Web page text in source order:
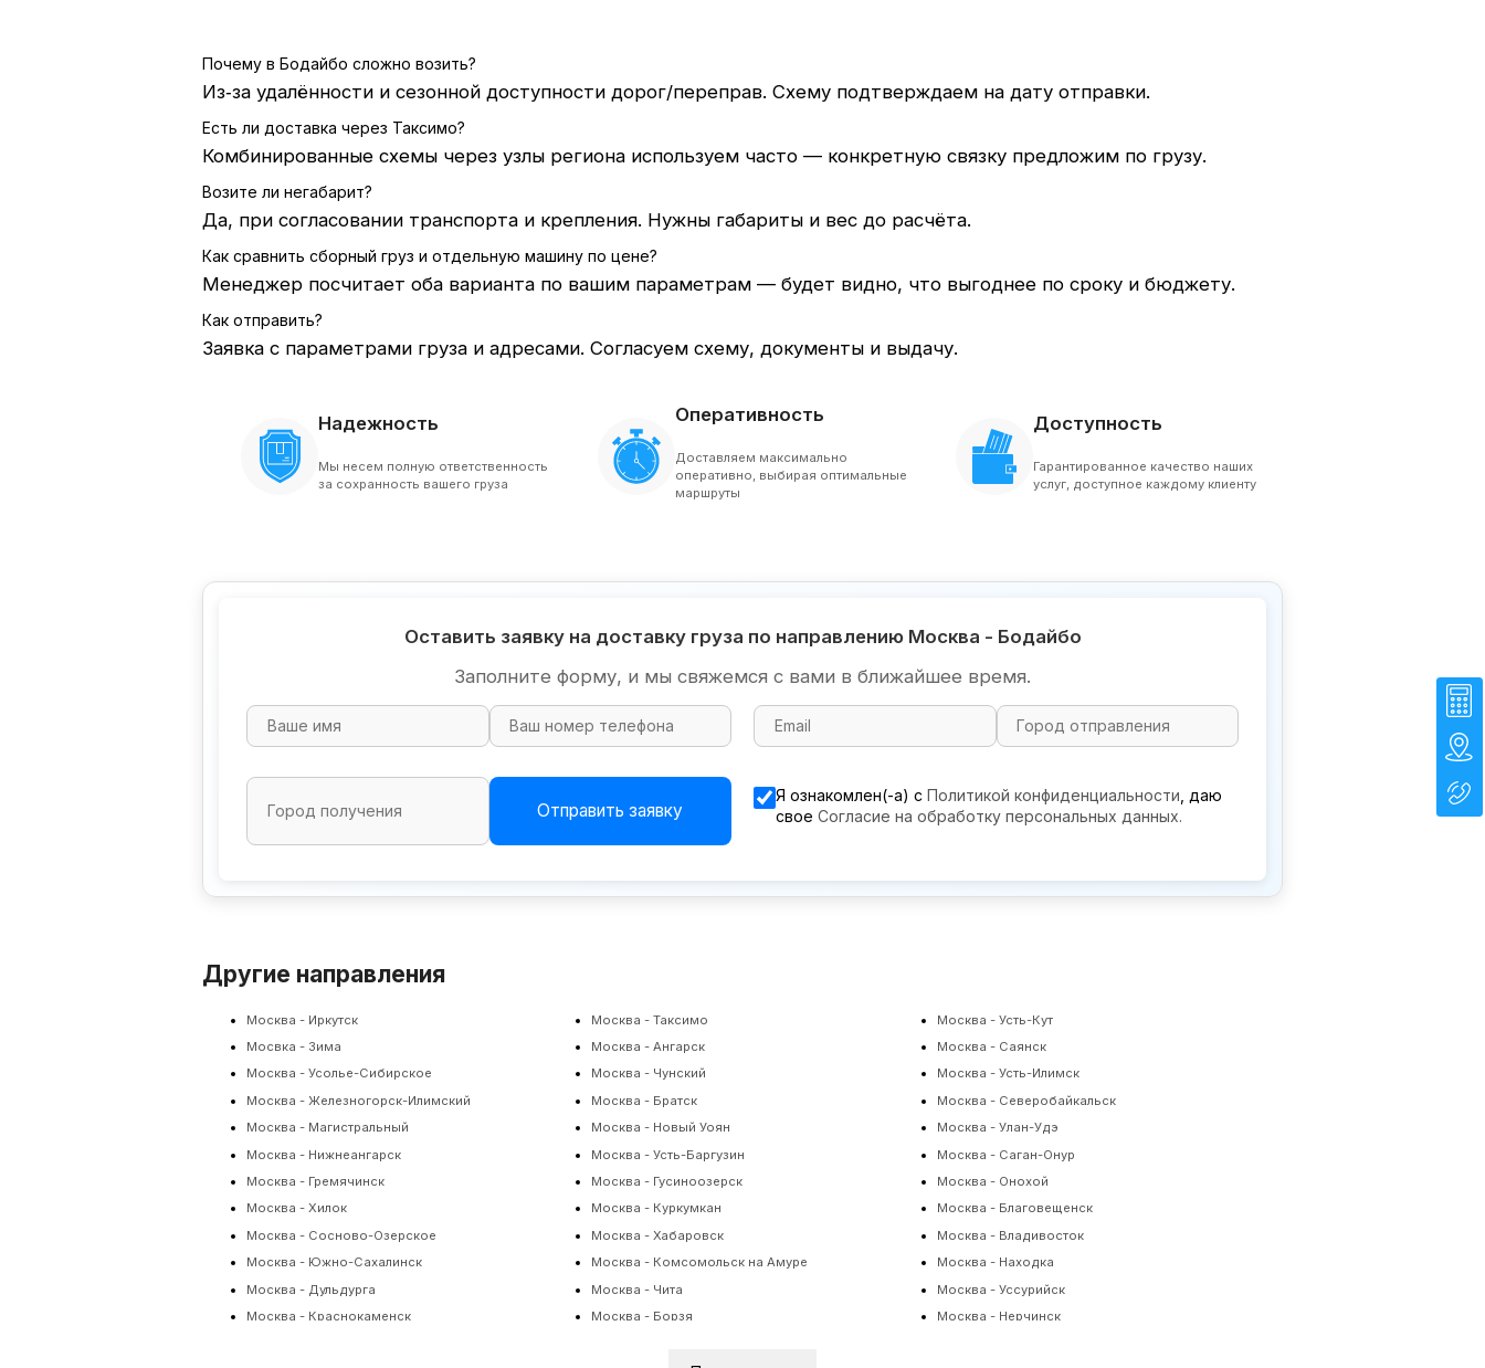
Почему в Бодайбо сложно возить?
Из‑за удалённости и сезонной доступности дорог/переправ. Схему подтверждаем на дату отправки.
Есть ли доставка через Таксимо?
Комбинированные схемы через узлы региона используем часто — конкретную связку предложим по грузу.
Возите ли негабарит?
Да, при согласовании транспорта и крепления. Нужны габариты и вес до расчёта.
Как сравнить сборный груз и отдельную машину по цене?
Менеджер посчитает оба варианта по вашим параметрам — будет видно, что выгоднее по сроку и бюджету.
Как отправить?
Заявка с параметрами груза и адресами. Согласуем схему, документы и выдачу.
Надежность
Мы несем полную ответственность
за сохранность вашего груза
Оперативность
Доставляем максимально
оперативно, выбирая оптимальные
маршруты
Доступность
Гарантированное качество наших
услуг, доступное каждому клиенту
Оставить заявку на доставку груза по направлению Москва - Бодайбо
Заполните форму, и мы свяжемся с вами в ближайшее время.
Отправить заявку
Я ознакомлен(-а) с Политикой конфиденциальности , даю
свое Согласие на обработку персональных данных.
Другие направления
Москва - Иркутск Москва - Таксимо
Москва - Усть-Кут
Мосвка - Зима
Москва - Ангарск
Москва - Саянск
Москва - Усолье-Сибирское
Москва - Чунский
Москва - Усть-Илимск
Москва - Железногорск-Илимский
Москва - Братск
Москва - Северобайкальск
Москва - Магистральный
Москва - Новый Уоян
Москва - Улан-Удэ
Москва - Нижнеангарск
Москва - Усть-Баргузин
Москва - Саган-Онур
Москва - Гремячинск
Москва - Гусиноозерск
Москва - Онохой
Москва - Хилок
Москва - Куркумкан
Москва - Благовещенск
Москва - Сосново-Озерское
Москва - Хабаровск
Москва - Владивосток
Москва - Южно-Сахалинск
Москва - Комсомольск на Амуре
Москва - Находка
Москва - Дульдурга
Москва - Чита
Москва - Уссурийск
Москва - Краснокаменск
Москва - Борзя
Москва - Нерчинск